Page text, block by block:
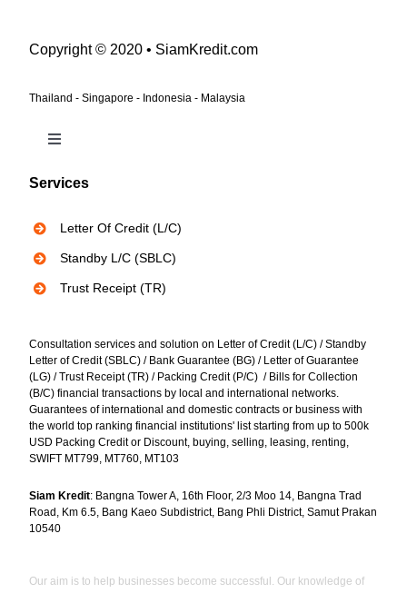
Copyright © 2020 • SiamKredit.com
Thailand - Singapore - Indonesia - Malaysia
Toggle
Bank Instruments
Services
Letter Of Credit (L/C)
Standby L/C (SBLC)
Trust Receipt (TR)
Consultation services and solution on Letter of Credit (L/C) / Standby
Letter of Credit (SBLC) / Bank Guarantee (BG) / Letter of Guarantee
(LG) / Trust Receipt (TR) / Packing Credit (P/C) / Bills for Collection
(B/C) financial transactions by local and international networks.
Guarantees of international and domestic contracts or business with
the world top ranking financial institutions' list starting from up to 500k
USD Packing Credit or Discount, buying, selling, leasing, renting,
SWIFT MT799, MT760, MT103
Siam Kredit: Bangna Tower A, 16th Floor, 2/3 Moo 14, Bangna Trad
Road, Km 6.5, Bang Kaeo Subdistrict, Bang Phli District, Samut Prakan
10540
Our aim is to help businesses become successful. Our knowledge of